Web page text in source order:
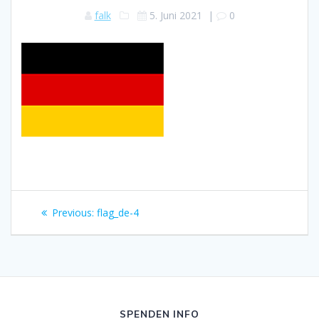
falk 5. Juni 2021 | 0
Beitragsnavigation
Previous: Previous
flag_de-4
SPENDEN INFO